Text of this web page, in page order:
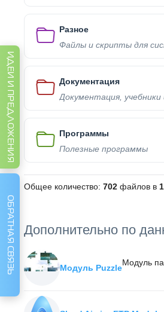
Разное
Файлы и скрипты для
Документация
Документация, учебники
Программы
Полезные программы
Общее количество: 702 файлов в
Дополнительно по
Модуль Puzzle
Модуль
ИДЕИ И ПРЕДЛОЖЕНИЯ
ОБРАТНАЯ СВЯЗЬ